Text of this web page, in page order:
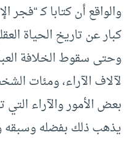
والواقع أن كتابا كـ
كبار عن تاريخ الحياة
وحتى سقوط الخلافة
لآلاف الآراء، ومئات
بعض الأمور والآراء
يذهب ذلك بفضله وسبقه